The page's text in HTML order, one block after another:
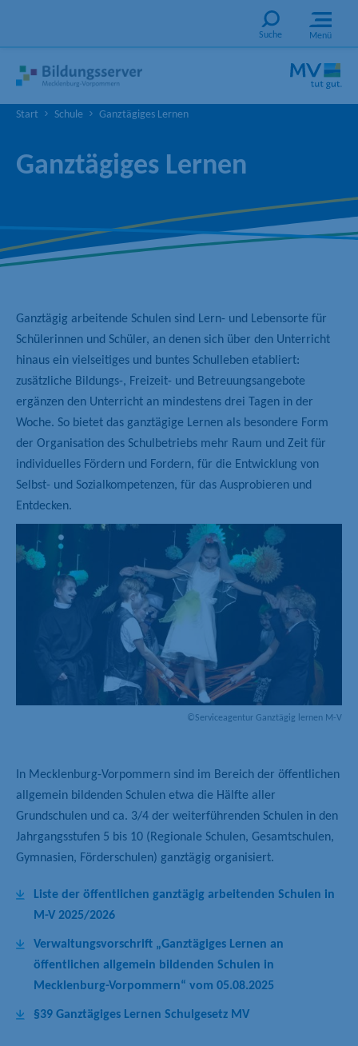
Suche Menü
Start Schule Ganztägiges Lernen
Ganztägiges Lernen
Ganztägig arbeitende Schulen sind Lern- und Lebensorte für
Schülerinnen und Schüler, an denen sich über den Unterricht
hinaus ein vielseitiges und buntes Schulleben etabliert:
zusätzliche Bildungs-, Freizeit- und Betreuungsangebote
ergänzen den Unterricht an mindestens drei Tagen in der
Woche. So bietet das ganztägige Lernen als besondere Form
der Organisation des Schulbetriebs mehr Raum und Zeit für
individuelles Fördern und Fordern, für die Entwicklung von
Selbst- und Sozialkompetenzen, für das Ausprobieren und
Entdecken.
©Serviceagentur Ganztägig lernen M-V
In Mecklenburg-Vorpommern sind im Bereich der öffentlichen
allgemein bildenden Schulen etwa die Hälfte aller
Grundschulen und ca. 3/4 der weiterführenden Schulen in den
Jahrgangsstufen 5 bis 10 (Regionale Schulen, Gesamtschulen,
Gymnasien, Förderschulen) ganztägig organisiert.
Liste der öffentlichen ganztägig arbeitenden Schulen in
M-V 2025/2026
Verwaltungsvorschrift „Ganztägiges Lernen an
öffentlichen allgemein bildenden Schulen in
Mecklenburg-Vorpommern“ vom 05.08.2025
§39 Ganztägiges Lernen Schulgesetz MV